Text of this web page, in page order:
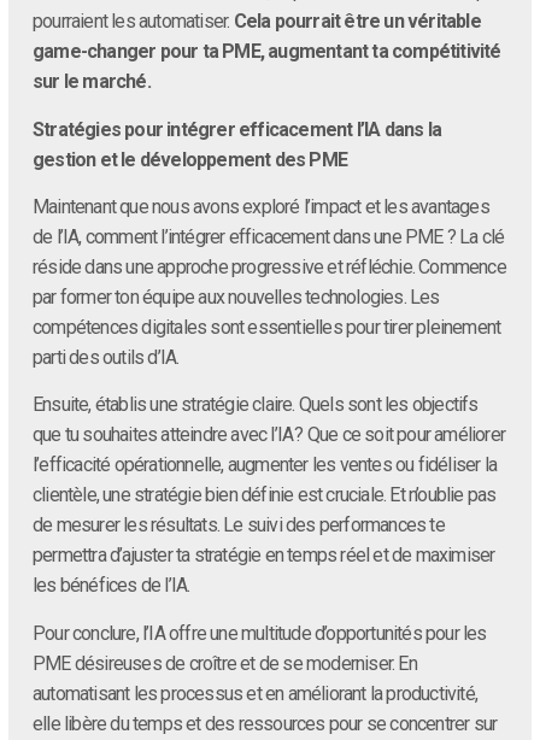
pourraient les automatiser. Cela pourrait être un véritable
game-changer pour ta PME, augmentant ta compétitivité
sur le marché.
Stratégies pour intégrer efficacement l’IA dans la
gestion et le développement des PME
Maintenant que nous avons exploré l’impact et les avantages
de l’IA, comment l’intégrer efficacement dans une PME ? La clé
réside dans une approche progressive et réfléchie. Commence
par former ton équipe aux nouvelles technologies. Les
compétences digitales sont essentielles pour tirer pleinement
parti des outils d’IA.
Ensuite, établis une stratégie claire. Quels sont les objectifs
que tu souhaites atteindre avec l’IA ? Que ce soit pour améliorer
l’efficacité opérationnelle, augmenter les ventes ou fidéliser la
clientèle, une stratégie bien définie est cruciale. Et n’oublie pas
de mesurer les résultats. Le suivi des performances te
permettra d’ajuster ta stratégie en temps réel et de maximiser
les bénéfices de l’IA.
Pour conclure, l’IA offre une multitude d’opportunités pour les
PME désireuses de croître et de se moderniser. En
automatisant les processus et en améliorant la productivité,
elle libère du temps et des ressources pour se concentrer sur